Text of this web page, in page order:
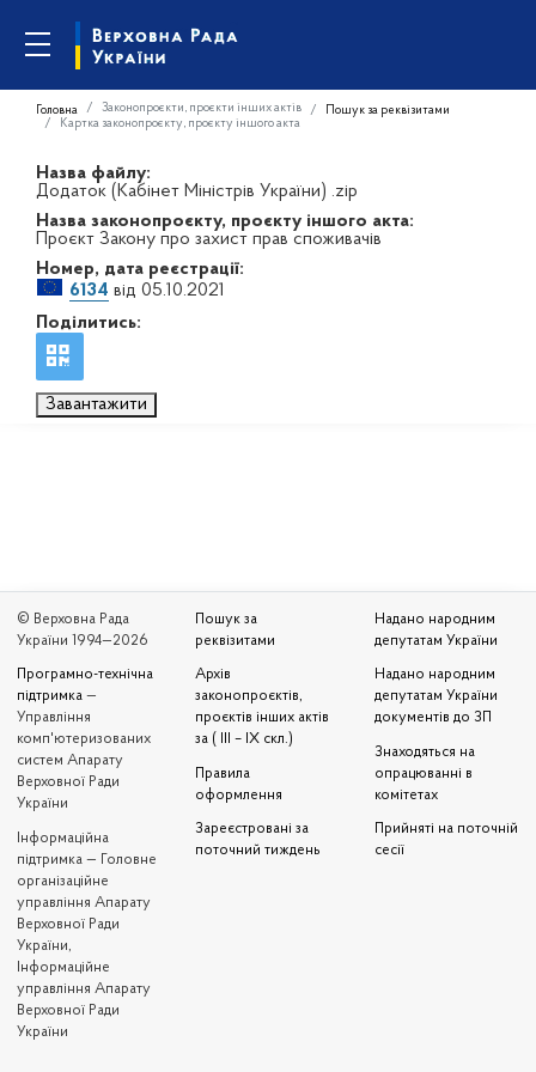
Головна Законопроєкти, проєкти інших актів
Пошук за реквізитами
Картка законопроєкту, проєкту іншого акта
Назва файлу:
Додаток (Кабінет Міністрів України) .zip
Назва законопроєкту, проєкту іншого акта:
Проєкт Закону про захист прав споживачів
Номер, дата реєстрації:
6134 від 05.10.2021
Поділитись:
Завантажити
© Верховна Рада
України 1994—2026
Програмно-технічна
підтримка —
Управління
комп'ютеризованих
систем Апарату
Верховної Ради
України
Iнформаційна
підтримка — Головне
організаційне
управління Апарату
Верховної Ради
України,
Інформаційне
управління Апарату
Верховної Ради
України
Пошук за
реквізитами
Архів
законопроєктів,
проєктів інших актів
за ( III – IX скл.)
Правила
оформлення
Зареєстровані за
поточний тиждень
Надано народним
депутатам України
Надано народним
депутатам України
документів до ЗП
Знаходяться на
опрацюванні в
комітетах
Прийняті на поточній
сесії